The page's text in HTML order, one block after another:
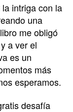
intriga con la
una
me obligó
a ver el
es un
más
esperamos.
desafía